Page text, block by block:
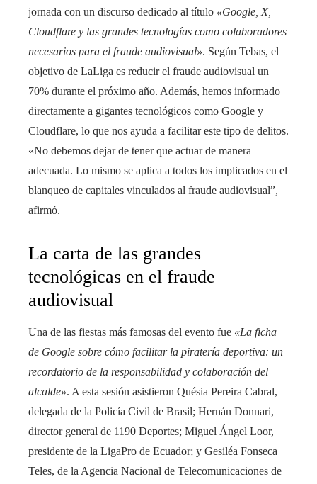
jornada con un discurso dedicado al título «Google, X,
Cloudflare y las grandes tecnologías como colaboradores
necesarios para el fraude audiovisual». Según Tebas, el
objetivo de LaLiga es reducir el fraude audiovisual un
70% durante el próximo año. Además, hemos informado
directamente a gigantes tecnológicos como Google y
Cloudflare, lo que nos ayuda a facilitar este tipo de delitos.
«No debemos dejar de tener que actuar de manera
adecuada. Lo mismo se aplica a todos los implicados en el
blanqueo de capitales vinculados al fraude audiovisual”,
afirmó.
La carta de las grandes
tecnológicas en el fraude
audiovisual
Una de las fiestas más famosas del evento fue «La ficha
de Google sobre cómo facilitar la piratería deportiva: un
recordatorio de la responsabilidad y colaboración del
alcalde». A esta sesión asistieron Quésia Pereira Cabral,
delegada de la Policía Civil de Brasil; Hernán Donnari,
director general de 1190 Deportes; Miguel Ángel Loor,
presidente de la LigaPro de Ecuador; y Gesiléa Fonseca
Teles, de la Agencia Nacional de Telecomunicaciones de